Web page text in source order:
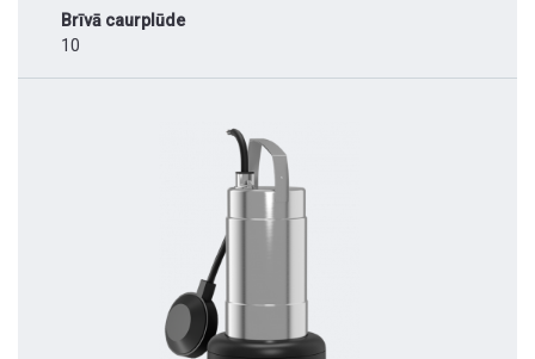
Brīvā caurplūde
10